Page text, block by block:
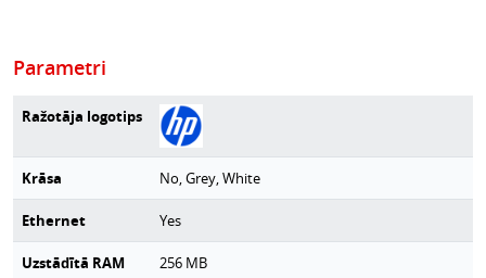
Parametri
Ražotāja logotips
Krāsa No, Grey, White
Ethernet Yes
Uzstādītā RAM 256 MB